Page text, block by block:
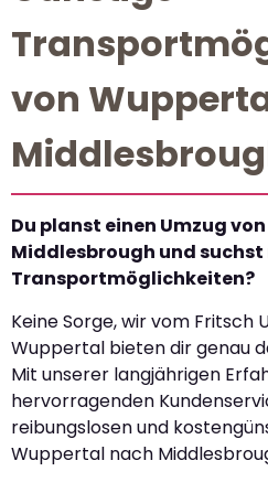
von
Du planst einen Umzug
Middlesbrough und
Transportmöglichkeiten?
Keine Sorge, wir vom Fritsch
Wuppertal bieten dir genau
Mit unserer langjährigen
hervorragenden
reibungslosen und
Wuppertal nach